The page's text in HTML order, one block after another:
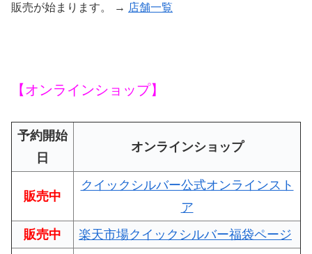
販売が始まります。 → 店舗一覧
【オンラインショップ】
予約開始
日
オンラインショップ
販売中
クイックシルバー公式オンラインスト
ア
販売中
楽天市場クイックシルバー福袋ページ